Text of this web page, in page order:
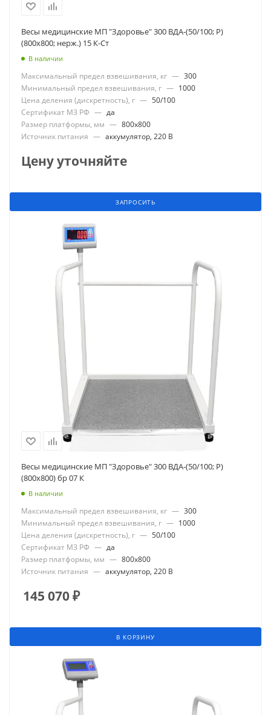
Весы медицинские МП "Здоровье" 300 ВДА-(50/100; Р)
(800х800; нерж.) 15 К-Ст
В наличии
Максимальный предел взвешивания, кг — 300
Минимальный предел взвешивания, г — 1000
Цена деления (дискретность), г — 50/100
Сертификат МЗ РФ — да
Размер платформы, мм — 800x800
Источник питания — аккумулятор, 220 В
Цену уточняйте
ЗАПРОСИТЬ
Весы медицинские МП "Здоровье" 300 ВДА-(50/100; Р)
(800х800) бр 07 К
В наличии
Максимальный предел взвешивания, кг — 300
Минимальный предел взвешивания, г — 1000
Цена деления (дискретность), г — 50/100
Сертификат МЗ РФ — да
Размер платформы, мм — 800x800
Источник питания — аккумулятор, 220 В
145 070₽
В КОРЗИНУ